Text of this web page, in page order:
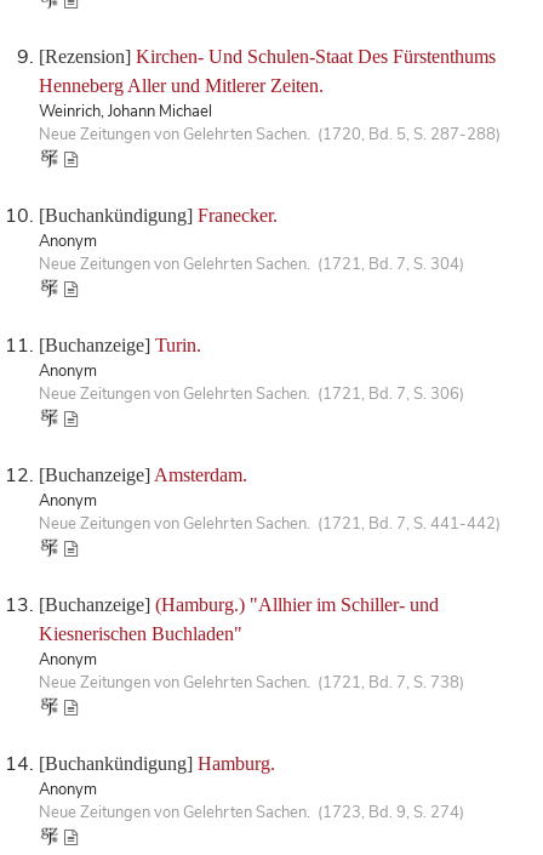
[Rezension] Kirchen- Und Schulen-Staat Des Fürstenthums
Henneberg Aller und Mitlerer Zeiten.
Weinrich, Johann Michael
Neue Zeitungen von Gelehrten Sachen. (1720, Bd. 5, S. 287-288)
[Buchankündigung] Franecker.
Anonym
Neue Zeitungen von Gelehrten Sachen. (1721, Bd. 7, S. 304)
[Buchanzeige] Turin.
Anonym
Neue Zeitungen von Gelehrten Sachen. (1721, Bd. 7, S. 306)
[Buchanzeige] Amsterdam.
Anonym
Neue Zeitungen von Gelehrten Sachen. (1721, Bd. 7, S. 441-442)
[Buchanzeige] (Hamburg.) "Allhier im Schiller- und
Kiesnerischen Buchladen"
Anonym
Neue Zeitungen von Gelehrten Sachen. (1721, Bd. 7, S. 738)
[Buchankündigung] Hamburg.
Anonym
Neue Zeitungen von Gelehrten Sachen. (1723, Bd. 9, S. 274)